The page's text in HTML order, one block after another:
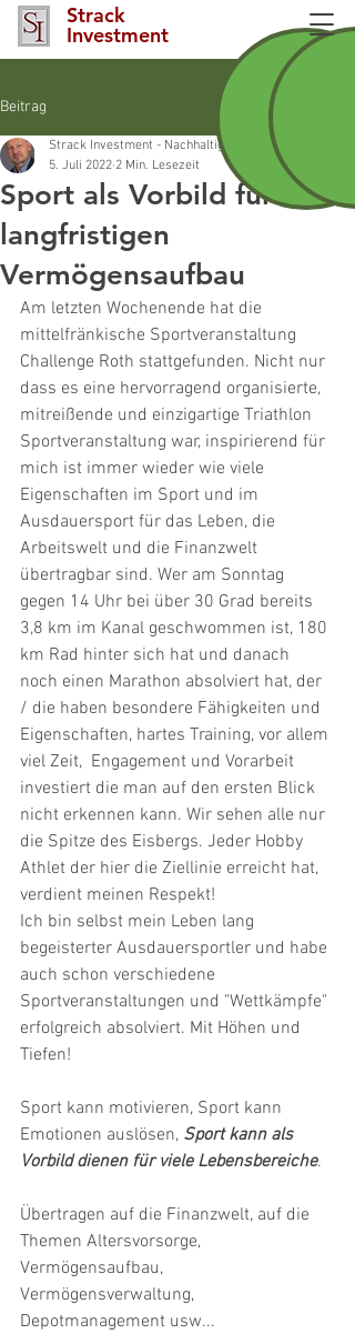
Strack
Investment
Beitrag
Sport als Vorbild für
langfristigen
Vermögensaufbau
Strack Investment - Nachhaltigkeitsberater INAF
5. Juli 2022 2 Min. Lesezeit
Am letzten Wochenende hat die
mittelfränkische Sportveranstaltung
Challenge Roth stattgefunden. Nicht nur
dass es eine hervorragend organisierte,
mitreißende und einzigartige Triathlon
Sportveranstaltung war, inspirierend für
mich ist immer wieder wie viele
Eigenschaften im Sport und im
Ausdauersport für das Leben, die
Arbeitswelt und die Finanzwelt
übertragbar sind. Wer am Sonntag
gegen 14 Uhr bei über 30 Grad bereits
3,8 km im Kanal geschwommen ist, 180
km Rad hinter sich hat und danach
noch einen Marathon absolviert hat, der
/ die haben besondere Fähigkeiten und
Eigenschaften, hartes Training, vor allem
viel Zeit,  Engagement und Vorarbeit
investiert die man auf den ersten Blick
nicht erkennen kann. Wir sehen alle nur
die Spitze des Eisbergs. Jeder Hobby
Athlet der hier die Ziellinie erreicht hat,
verdient meinen Respekt!
Ich bin selbst mein Leben lang
begeisterter Ausdauersportler und habe
auch schon verschiedene
Sportveranstaltungen und "Wettkämpfe"
erfolgreich absolviert. Mit Höhen und
Tiefen!
Sport kann motivieren, Sport kann
Emotionen auslösen, Sport kann als
Vorbild dienen für viele Lebensbereiche.
Übertragen auf die Finanzwelt, auf die
Themen Altersvorsorge,
Vermögensaufbau,
Vermögensverwaltung,
Depotmanagement usw...